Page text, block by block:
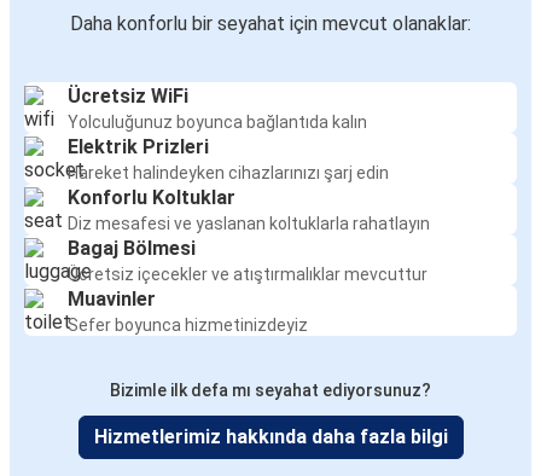
Daha konforlu bir seyahat için mevcut olanaklar:
Ücretsiz WiFi
Yolculuğunuz boyunca bağlantıda kalın
Elektrik Prizleri
Hareket halindeyken cihazlarınızı şarj edin
Konforlu Koltuklar
Diz mesafesi ve yaslanan koltuklarla rahatlayın
Bagaj Bölmesi
Ücretsiz içecekler ve atıştırmalıklar mevcuttur
Muavinler
Sefer boyunca hizmetinizdeyiz
Bizimle ilk defa mı seyahat ediyorsunuz?
Hizmetlerimiz hakkında daha fazla bilgi